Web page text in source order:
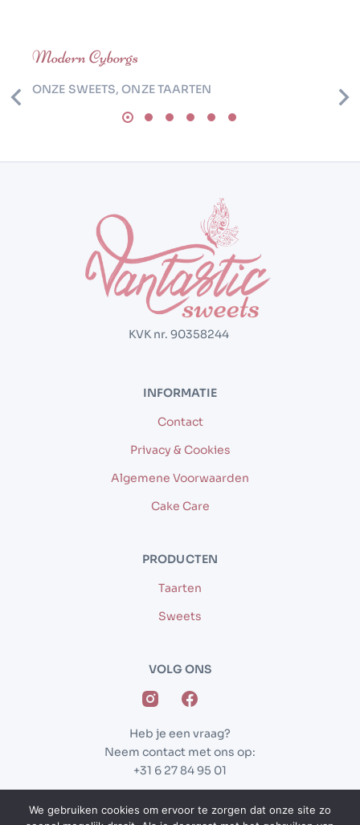
Modern Cyborgs
ONZE SWEETS,ONZE TAARTEN
KVK nr. 90358244
INFORMATIE
Contact
Privacy & Cookies
Algemene Voorwaarden
Cake Care
PRODUCTEN
Taarten
Sweets
VOLG ONS
Heb je een vraag?
Neem contact met ons op:
+31 6 27 84 95 01
Website gemaakt doorArcher Webdesign & SEO
We gebruiken cookies om ervoor te zorgen dat onze site zo